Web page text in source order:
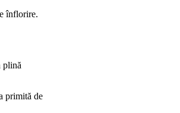
înflorire.
plină
primită de